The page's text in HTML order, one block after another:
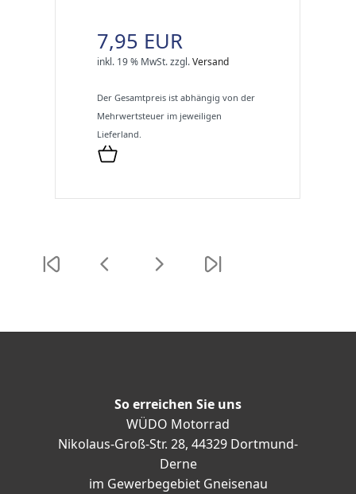
7,95 EUR
inkl. 19 % MwSt.zzgl.Versand
Der Gesamtpreis ist abhängig von der
Mehrwertsteuer im jeweiligen
Lieferland.
So erreichen Sie uns
WÜDO Motorrad
Nikolaus-Groß-Str. 28, 44329 Dortmund-
Derne
im Gewerbegebiet Gneisenau